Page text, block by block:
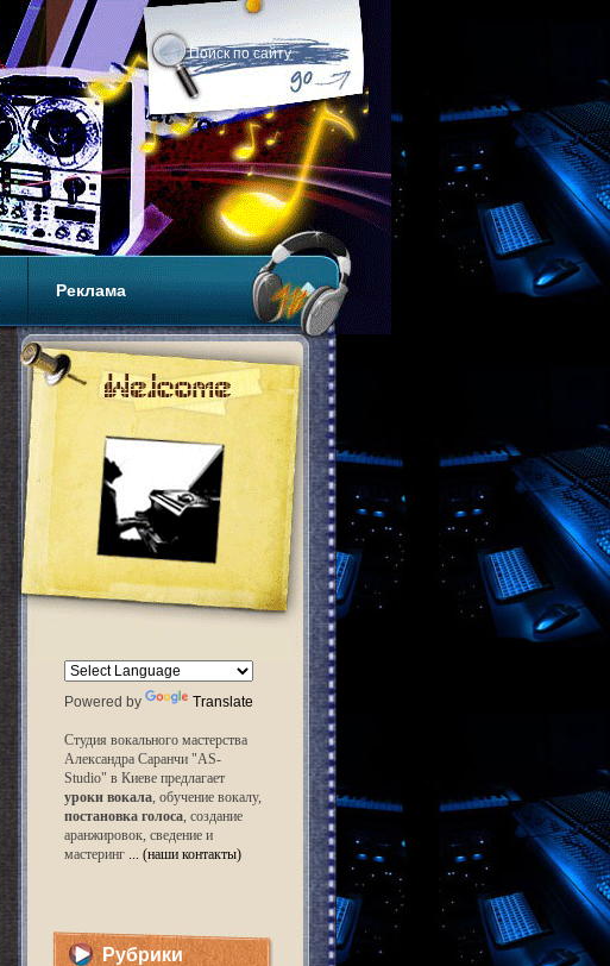
Реклама
Powered by Translate
Студия вокального мастерства
Александра Саранчи "AS-
Studio" в Киеве предлагает
уроки вокала, обучение вокалу,
постановка голоса, создание
аранжировок, сведение и
мастеринг ... (наши контакты)
Рубрики